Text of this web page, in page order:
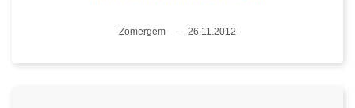
Standort
Zomergem
26.11.2012